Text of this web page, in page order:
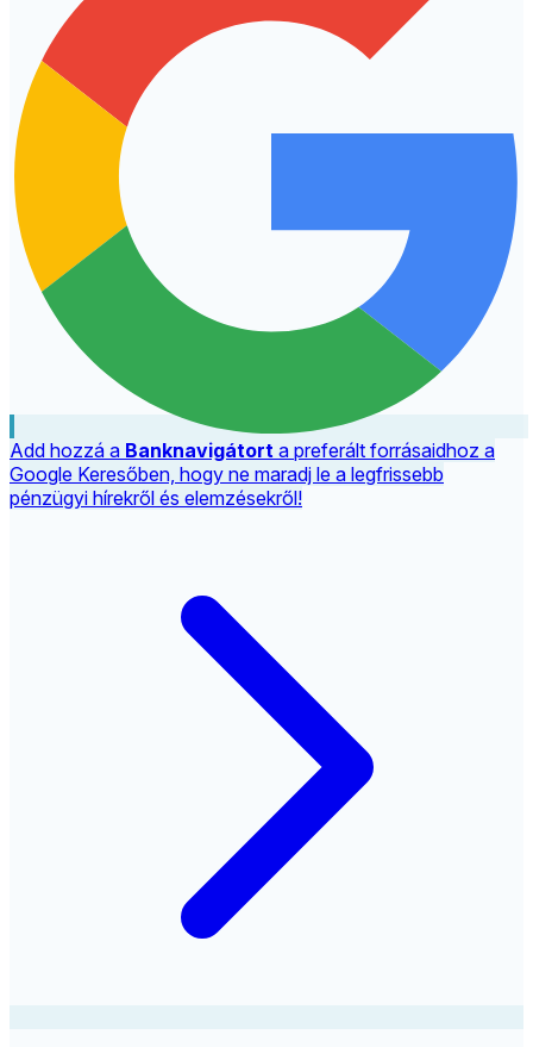
Add hozzá a Banknavigátort a preferált forrásaidhoz a
Google Keresőben, hogy ne maradj le a legfrissebb
pénzügyi hírekről és elemzésekről!